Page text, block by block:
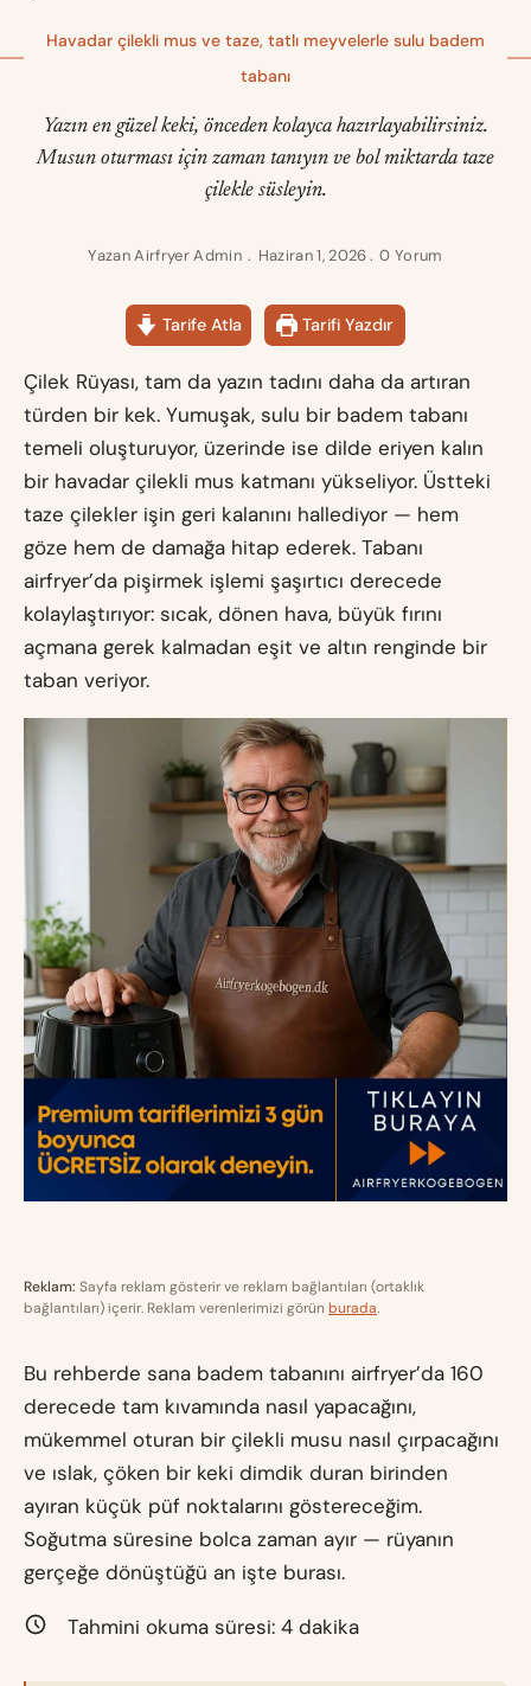
Havadar çilekli mus ve taze, tatlı meyvelerle sulu badem
tabanı
Yazın en güzel keki, önceden kolayca hazırlayabilirsiniz.
Musun oturması için zaman tanıyın ve bol miktarda taze
çilekle süsleyin.
YazanAirfryer Admin Haziran 1, 2026 0 Yorum
Tarife Atla Tarifi Yazdır
Çilek Rüyası, tam da yazın tadını daha da artıran
türden bir kek. Yumuşak, sulu bir badem tabanı
temeli oluşturuyor, üzerinde ise dilde eriyen kalın
bir havadar çilekli mus katmanı yükseliyor. Üstteki
taze çilekler işin geri kalanını hallediyor — hem
göze hem de damağa hitap ederek. Tabanı
airfryer’da pişirmek işlemi şaşırtıcı derecede
kolaylaştırıyor: sıcak, dönen hava, büyük fırını
açmana gerek kalmadan eşit ve altın renginde bir
taban veriyor.
Reklam: Sayfa reklam gösterir ve reklam bağlantıları (ortaklık
bağlantıları) içerir. Reklam verenlerimizi görün burada.
Bu rehberde sana badem tabanını airfryer’da 160
derecede tam kıvamında nasıl yapacağını,
mükemmel oturan bir çilekli musu nasıl çırpacağını
ve ıslak, çöken bir keki dimdik duran birinden
ayıran küçük püf noktalarını göstereceğim.
Soğutma süresine bolca zaman ayır — rüyanın
gerçeğe dönüştüğü an işte burası.
Tahmini okuma süresi: 4 dakika